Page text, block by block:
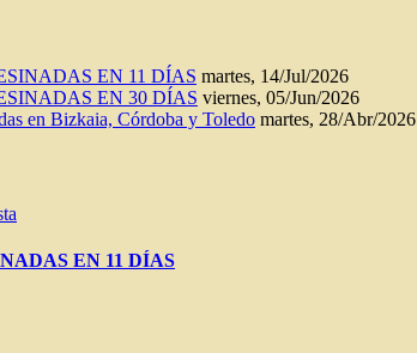
EN 11 DÍAS martes, 14/Jul/2026
EN 30 DÍAS viernes, 05/Jun/2026
en Bizkaia, Córdoba y Toledo martes, 28/Abr/2026
EN 11 DÍAS